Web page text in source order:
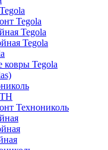
Tegola
Tegola
Tegola
ковры Tegola
ТН
Технониколь